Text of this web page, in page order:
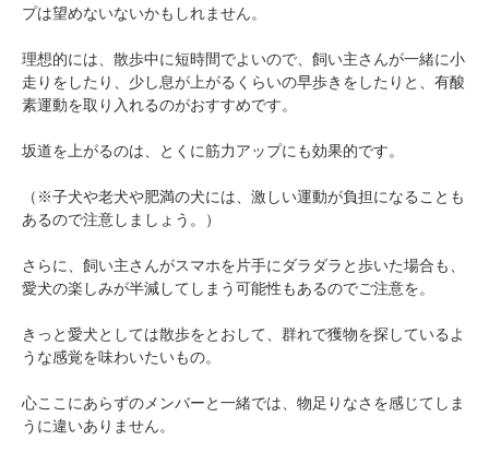
プは望めないないかもしれません。
理想的には、散歩中に短時間でよいので、飼い主さんが一緒に小
走りをしたり、少し息が上がるくらいの早歩きをしたりと、有酸
素運動を取り入れるのがおすすめです。
坂道を上がるのは、とくに筋力アップにも効果的です。
（※子犬や老犬や肥満の犬には、激しい運動が負担になることも
あるので注意しましょう。）
さらに、飼い主さんがスマホを片手にダラダラと歩いた場合も、
愛犬の楽しみが半減してしまう可能性もあるのでご注意を。
きっと愛犬としては散歩をとおして、群れで獲物を探しているよ
うな感覚を味わいたいもの。
心ここにあらずのメンバーと一緒では、物足りなさを感じてしま
うに違いありません。